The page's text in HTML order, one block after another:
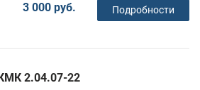
3 000 руб. Подробности
2.04.07-22